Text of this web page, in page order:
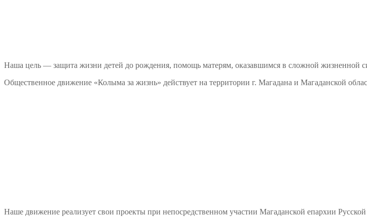
Наша цель — защита жизни детей до рождения, помощь матерям, оказавшимся в сложной жизненной
Общественное движение «Колыма за жизнь» действует на территории г. Магадана и Магаданской
Наше движение реализует свои проекты при непосредственном участии Магаданской епархии